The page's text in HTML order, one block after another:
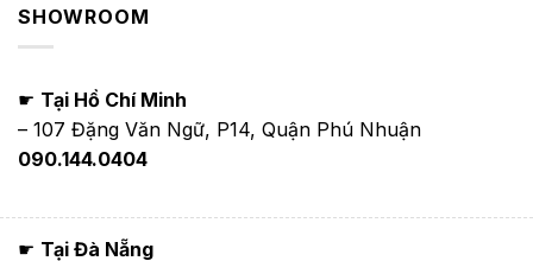
SHOWROOM
☛ Tại Hồ Chí Minh
– 107 Đặng Văn Ngữ, P14, Quận Phú Nhuận
090.144.0404
☛ Tại Đà Nẵng